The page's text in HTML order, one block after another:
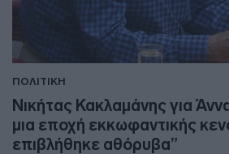
ΠΟΛΙΤΙΚΗ
Νικήτας Κακλαμάνης για
μια εποχή εκκωφαντικής
επιβλήθηκε αθόρυβα”